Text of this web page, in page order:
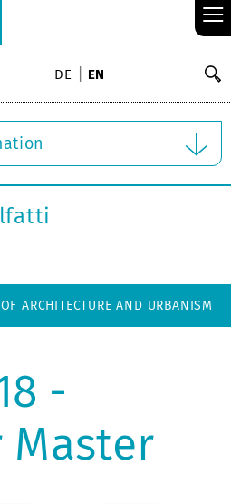
≡
DE EN
ARCHITECTURE AND URBANISM
-
Master